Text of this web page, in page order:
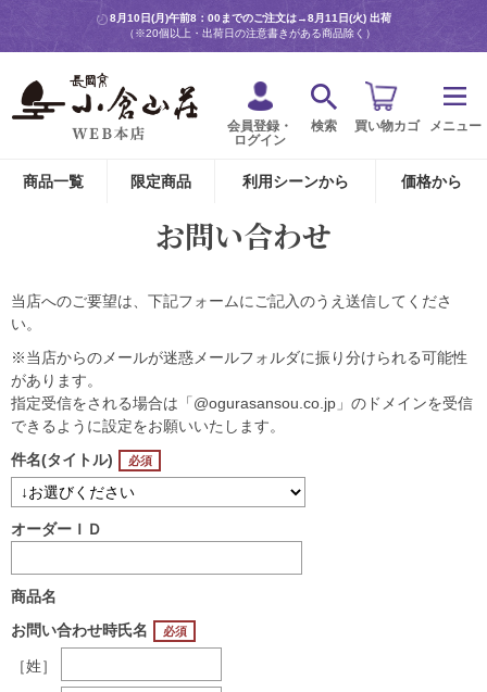
8月10日(月)午前8：00までのご注文は→8月11日(火) 出荷
（※20個以上・出荷日の注意書きがある商品除く）
会員登録・
ログイン
検索 買い物カゴ メニュー
商品一覧 限定商品 利用シーンから 価格から
お問い合わせ
当店へのご要望は、下記フォームにご記入のうえ送信してくださ
い。
※当店からのメールが迷惑メールフォルダに振り分けられる可能性
があります。
指定受信をされる場合は「@ogurasansou.co.jp」のドメインを受信
できるように設定をお願いいたします。
件名(タイトル)
オーダーＩＤ
商品名
お問い合わせ時氏名
［姓］